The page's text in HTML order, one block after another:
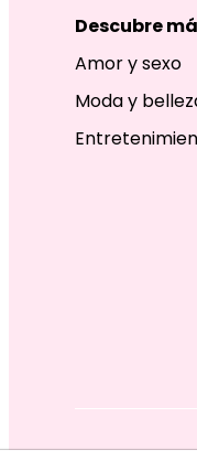
Descubre
Amor y sexo
Moda y
EDITORIAL